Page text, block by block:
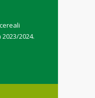
2024.